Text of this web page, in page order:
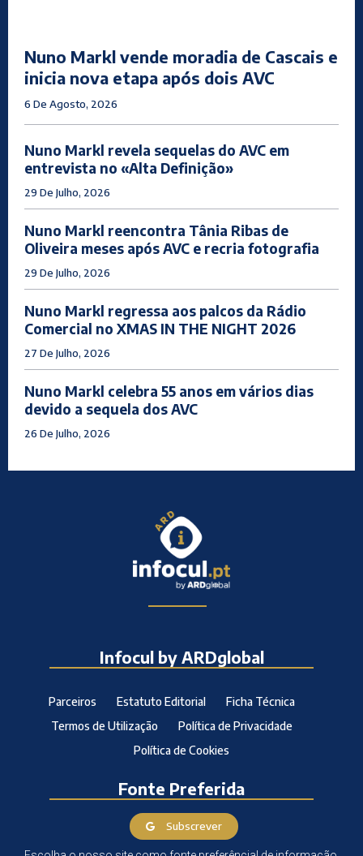
Nuno Markl vende moradia de Cascais e
inicia nova etapa após dois AVC
6 De Agosto, 2026
Nuno Markl revela sequelas do AVC em
entrevista no «Alta Definição»
29 De Julho, 2026
Nuno Markl reencontra Tânia Ribas de
Oliveira meses após AVC e recria fotografia
29 De Julho, 2026
Nuno Markl regressa aos palcos da Rádio
Comercial no XMAS IN THE NIGHT 2026
27 De Julho, 2026
Nuno Markl celebra 55 anos em vários dias
devido a sequela dos AVC
26 De Julho, 2026
Infocul by ARDglobal
Parceiros Estatuto Editorial
Ficha Técnica
Termos de Utilização
Política de Privacidade
Política de Cookies
Fonte Preferida
Subscrever